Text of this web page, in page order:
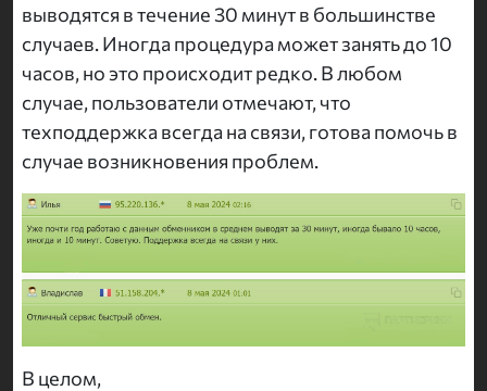
выводятся в течение 30 минут в большинстве
случаев. Иногда процедура может занять до 10
часов, но это происходит редко. В любом
случае, пользователи отмечают, что
техподдержка всегда на связи, готова помочь в
случае возникновения проблем.
В целом,